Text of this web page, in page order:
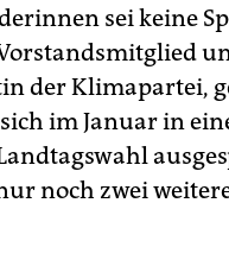
sei keine
der Klimapartei,
im Januar in
noch zwei